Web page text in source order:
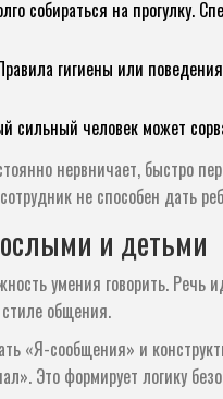
собираться на прогулку.
гигиены или
сильный человек может
нервничает, быстро
не способен дать
и детьми
умения говорить. Речь
общения.
«Я-сообщения» и
Это формирует логику